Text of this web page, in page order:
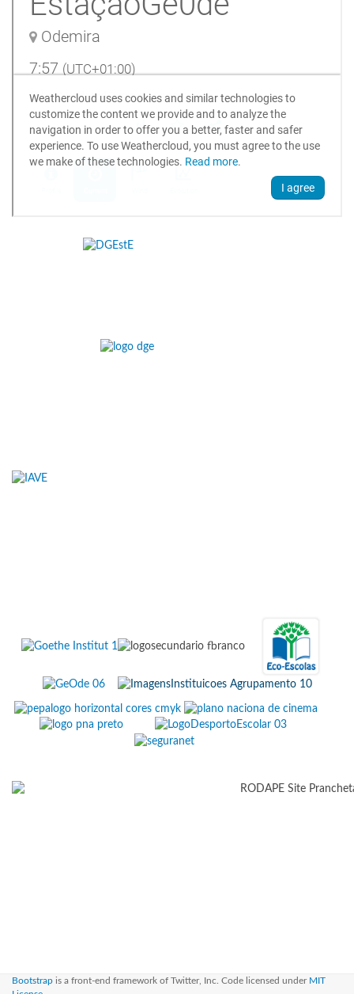
Bootstrap is a front-end framework of Twitter, Inc. Code licensed under MIT